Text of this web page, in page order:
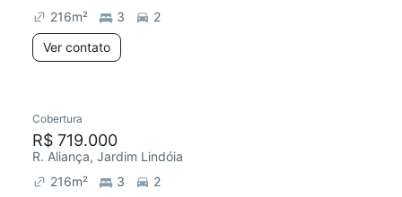
216m² 3
2
Ver contato
Cobertura
R$ 719.000
R. Aliança, Jardim Lindóia
216m² 3
2